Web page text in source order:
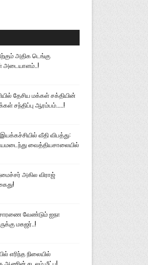
அதிக டெங்கு
அடையாளம்..!
தேசிய மக்கள் சக்தியின்
சந்திப்பு ஆரம்பம்.....!
வீதி விபத்து:
வைத்தியசாலையில்
அகில விராஜ்
வேண்டும் ஐநா
மகஜர்..!
எரிந்த நிலையில்
ஆணின் சடலம் மீட்பு!